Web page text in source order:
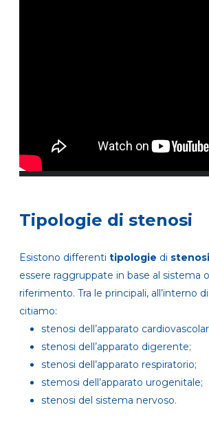
Tipologie di stenosi
Esistono differenti tipologie di stenosi
essere raggruppate in base al sistema o
riferimento. Tra le principali, all’interno
citiamo:
stenosi dell’apparato
stenosi dell’apparato digerente;
stenosi dell’apparato respiratorio;
stemosi dell’apparato urogenitale;
stenosi del sistema nervoso.